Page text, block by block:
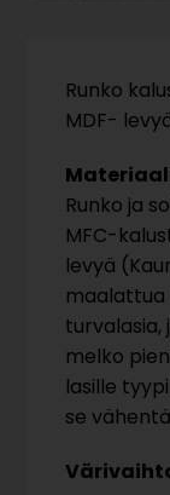
Runko
MDF-
Runko ja
MFC-
levyä
maalattua
turvalasia,
melko
lasille
se